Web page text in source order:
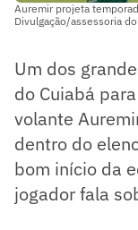
Auremir projeta
Divulgação/assessoria
Um dos
do Cuiabá
volante
dentro do
bom início da
jogador fala